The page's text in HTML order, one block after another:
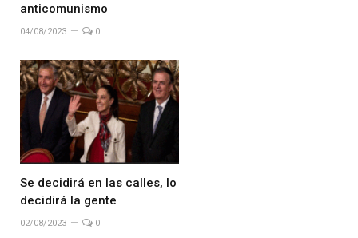
anticomunismo
04/08/2023 0
Se decidirá en las calles, lo
decidirá la gente
02/08/2023 0